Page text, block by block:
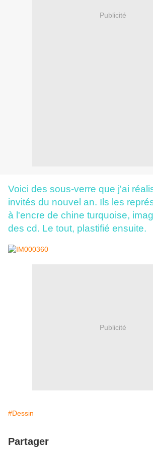
Publicité
Voici des sous-verre que j'ai
invités du nouvel an. Ils les
à l'encre de chine turquoise,
des cd. Le tout, plastifié ensuite.
Publicité
#Dessin
Partager